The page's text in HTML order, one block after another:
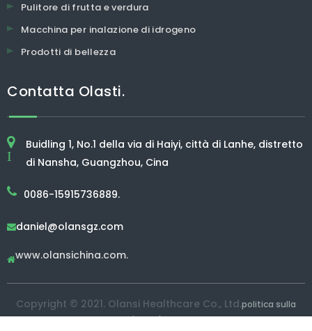
Pulitore di frutta e verdura
Macchina per inalazione di idrogeno
Prodotti di bellezza
Contatta Olasti.
I
Buidling 1, No.1 della via di Haiyi, città di Lanhe, distretto
di Nansha, Guangzhou, Cina
0086-15915736889.
daniel@olansgz.com
www.olansichina.com.
Copyright © 2021. Olansi Healthcare Co., Ltd.politica sulla
riservatezza